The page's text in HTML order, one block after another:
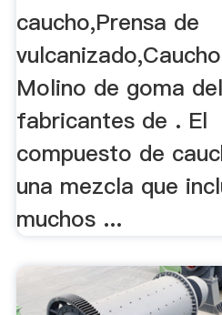
caucho,Prensa de
Molino de goma
fabricantes de . El
compuesto de
una mezcla que
muchos ...